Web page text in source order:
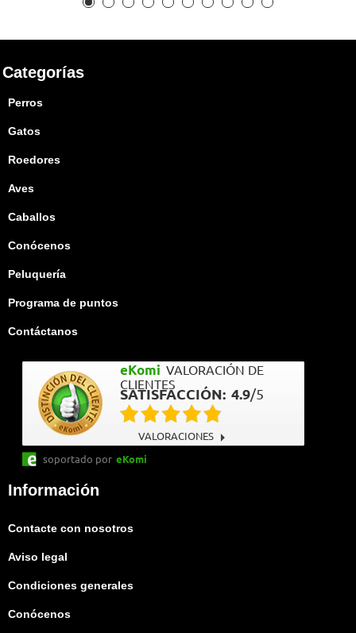
Categorías
Perros
Gatos
Roedores
Aves
Caballos
Conócenos
Peluquería
Programa de puntos
Contáctanos
eKomi VALORACIÓN DE
CLIENTES
SATISFACCIÓN: 4.9/5
VALORACIONES
soportado por eKomi
Información
Contacte con nosotros
Aviso legal
Condiciones generales
Conócenos